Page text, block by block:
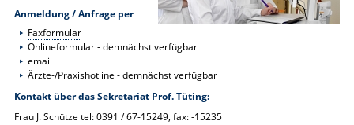
Anmeldung / Anfrage per
Faxformular
Onlineformular - demnächst verfügbar
email
Ärzte-/Praxishotline - demnächst verfügbar
Kontakt über das Sekretariat Prof. Tüting:
Frau J. Schütze tel: 0391 / 67-15249, fax: -15235